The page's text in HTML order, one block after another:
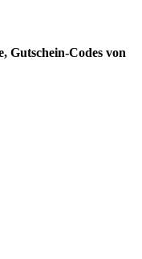
Gutschein-Codes von